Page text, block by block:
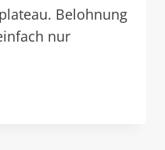
Belohnung
nur